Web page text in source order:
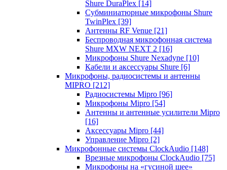
Shure DuraPlex [14]
Субминиатюрные микрофоны Shure
TwinPlex [39]
Антенны RF Venue [21]
Беспроводная микрофонная система
Shure MXW NEXT 2 [16]
Микрофоны Shure Nexadyne [10]
Кабели и аксессуары Shure [6]
Микрофоны, радиосистемы и антенны
MIPRO [212]
Радиосистемы Mipro [96]
Микрофоны Mipro [54]
Антенны и антенные усилители Mipro
[16]
Аксессуары Mipro [44]
Управление Mipro [2]
Микрофонные системы ClockAudio [148]
Врезные микрофоны ClockAudio [75]
Микрофоны на «гусиной шее»